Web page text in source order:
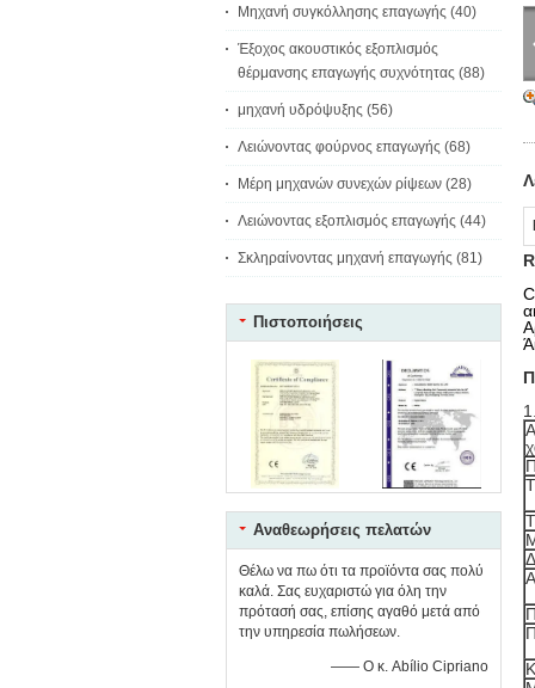
Μηχανή συγκόλλησης επαγωγής (40)
Έξοχος ακουστικός εξοπλισμός
θέρμανσης επαγωγής συχνότητας (88)
μηχανή υδρόψυξης (56)
Λειώνοντας φούρνος επαγωγής (68)
Μέρη μηχανών συνεχών ρίψεων (28)
Λειώνοντας εξοπλισμός επαγωγής (44)
Σκληραίνοντας μηχανή επαγωγής (81)
Πιστοποιήσεις
Αναθεωρήσεις πελατών
Θέλω να πω ότι τα προϊόντα σας πολύ
καλά. Σας ευχαριστώ για όλη την
πρότασή σας, επίσης αγαθό μετά από
την υπηρεσία πωλήσεων.
—— Ο κ. Abílio Cipriano
1.